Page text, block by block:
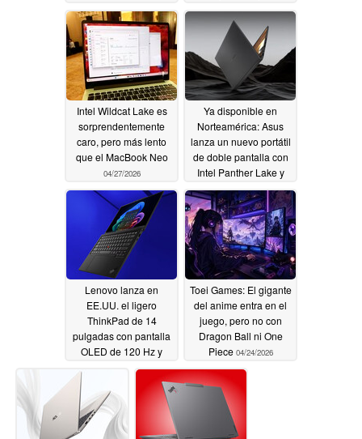
04/29/2026
historia04/27/2026
Intel Wildcat Lake es
sorprendentemente
caro, pero más lento
que el MacBook Neo
04/27/2026
Ya disponible en
Norteamérica: Asus
lanza un nuevo portátil
de doble pantalla con
Intel Panther Lake y
pantallas OLED de 144
Hz04/24/2026
Lenovo lanza en
EE.UU. el ligero
ThinkPad de 14
pulgadas con pantalla
OLED de 120 Hz y
trackpad háptico
Toei Games: El gigante
del anime entra en el
juego, pero no con
Dragon Ball ni One
Piece 04/24/2026